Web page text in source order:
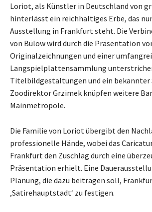
Loriot, als Künstler in Deutschland von
hinterlässt ein reichhaltiges Erbe, das
Ausstellung in Frankfurt steht. Die
von Bülow wird durch die Präsentation
Originalzeichnungen und einer
Langspielplattensammlung
Titelbildgestaltungen und ein bekannter
Zoodirektor Grzimek knüpfen weitere
Mainmetropole.
Die Familie von Loriot übergibt den
professionelle Hände, wobei das
Frankfurt den Zuschlag durch eine
Präsentation erhielt. Eine
Planung, die dazu beitragen soll,
‚Satirehauptstadt‘ zu festigen.